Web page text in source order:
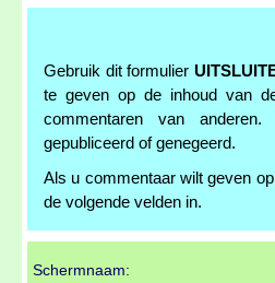
Gebruik dit formulier
te geven op de inhoud van
commentaren van anderen.
gepubliceerd of genegeerd.
Als u commentaar wilt geven
de volgende velden in.
Schermnaam: